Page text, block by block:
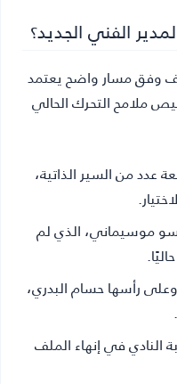
الفني الجديد؟
وفق مسار واضح يعتمد
ملامح التحرك الحالي
عدد من السير الذاتية،
موسيماني، الذي لم
رأسها حسام البدري،
في إنهاء الملف